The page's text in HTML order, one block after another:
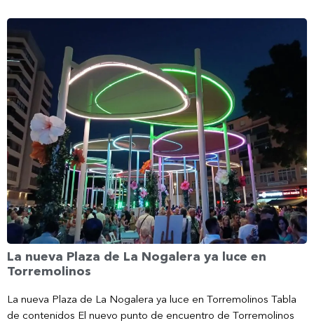
La nueva Plaza de La Nogalera ya luce en
Torremolinos
La nueva Plaza de La Nogalera ya luce en Torremolinos Tabla
de contenidos El nuevo punto de encuentro de Torremolinos